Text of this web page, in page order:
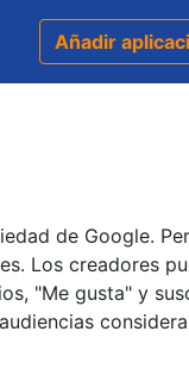
Añadir
de Google.
Los creadores
"Me gusta" y